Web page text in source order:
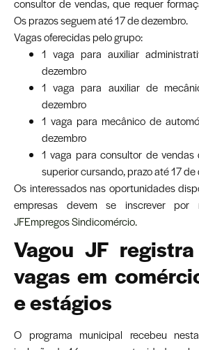
consultor de vendas, que requer
Os prazos seguem até 17 de dezembro.
Vagas oferecidas pelo grupo:
1 vaga para auxiliar
dezembro
1 vaga para auxiliar de
dezembro
1 vaga para mecânico de
dezembro
1 vaga para consultor de vendas
superior cursando, prazo até 17 de
Os interessados nas oportunidades
empresas devem se inscrever por
JFEmpregos Sindicomércio.
Vagou JF
vagas em
e estágios
O programa municipal recebeu